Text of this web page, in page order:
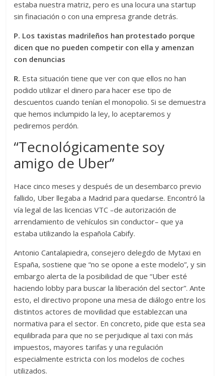
estaba nuestra matriz, pero es una locura una startup
sin finaciación o con una empresa grande detrás.
P. Los taxistas madrileños han protestado porque
dicen que no pueden competir con ella y amenzan
con denuncias
R. Esta situación tiene que ver con que ellos no han
podido utilizar el dinero para hacer ese tipo de
descuentos cuando tenían el monopolio. Si se demuestra
que hemos inclumpido la ley, lo aceptaremos y
pediremos perdón.
“Tecnológicamente soy
amigo de Uber”
Hace cinco meses y después de un desembarco previo
fallido, Uber llegaba a Madrid para quedarse. Encontró la
vía legal de las licencias VTC –de autorización de
arrendamiento de vehículos sin conductor– que ya
estaba utilizando la española Cabify.
Antonio Cantalapiedra, consejero delegdo de Mytaxi en
España, sostiene que “no se opone a este modelo”, y sin
embargo alerta de la posibilidad de que “Uber esté
haciendo lobby para buscar la liberación del sector”. Ante
esto, el directivo propone una mesa de diálogo entre los
distintos actores de movilidad que establezcan una
normativa para el sector. En concreto, pide que esta sea
equilibrada para que no se perjudique al taxi con más
impuestos, mayores tarifas y una regulación
especialmente estricta con los modelos de coches
utilizados.